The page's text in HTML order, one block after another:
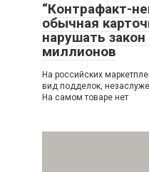
“Контрафакт-
обычная
нарушать
миллионов
На российских
вид подделок,
На самом товаре нет